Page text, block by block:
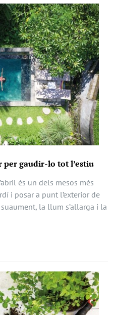
per gaudir-lo tot l’estiu
és un dels mesos més
i posar a punt l’exterior de
suaument, la llum s’allarga i la